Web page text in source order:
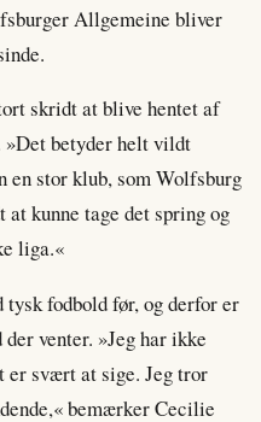
Allgemeine bliver
skridt at blive hentet af
betyder helt vildt
en stor klub, som Wolfsburg
at kunne tage det spring og
liga.«
fodbold før, og derfor er
venter. »Jeg har ikke
er svært at sige. Jeg tror
bemærker Cecilie